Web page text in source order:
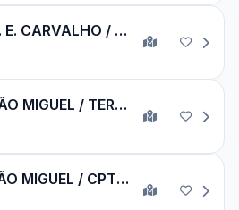
TERM. A. E. CARVALHO / TERM. ARICANDUVA
TERM. SÃO MIGUEL / TERM. ARICANDUVA
TERM. SÃO MIGUEL / CPTM GUAIANASES